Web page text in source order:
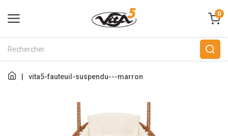
0
| vita5-fauteuil-suspendu---marron